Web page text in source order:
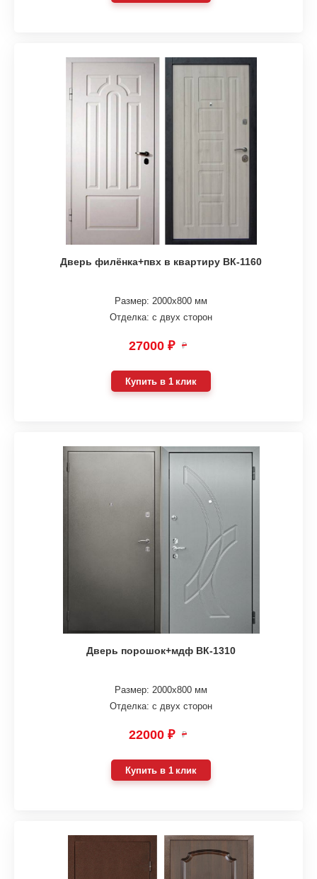
Дверь филёнка+пвх в квартиру ВК-1160
Размер: 2000х800 мм
Отделка: с двух сторон
27000 ₽ ₽
Купить в 1 клик
Дверь порошок+мдф ВК-1310
Размер: 2000х800 мм
Отделка: с двух сторон
22000 ₽ ₽
Купить в 1 клик